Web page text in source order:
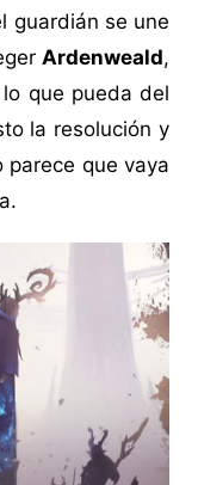
guardián se une
Ardenweald,
que pueda del
la resolución y
que vaya